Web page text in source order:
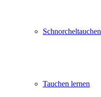
Schnorcheltauchen
Tauchen lernen